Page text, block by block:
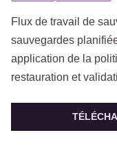
Flux de travail de
sauvegardes
application de la
restauration et